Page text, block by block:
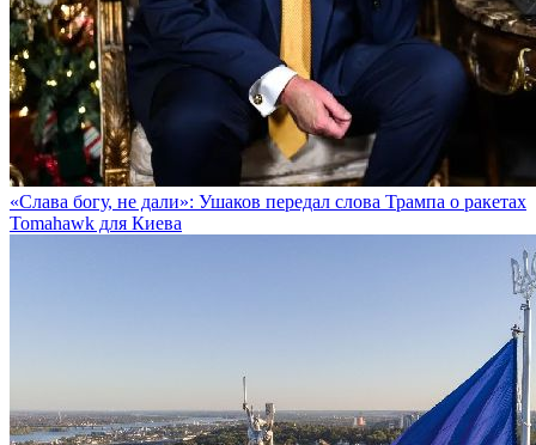
«Слава богу, не дали»: Ушаков передал слова Трампа о ракетах
Tomahawk для Киева